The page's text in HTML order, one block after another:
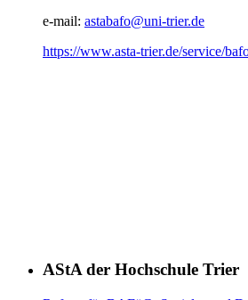
e-mail: astabafo@uni-trier.de
https://www.asta-trier.de/service/
AStA der Hochschule Trier